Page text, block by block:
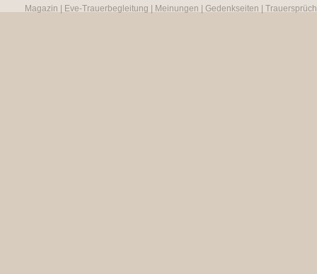
Magazin
Eve-Trauerbegleitung Meinungen Gedenkseiten